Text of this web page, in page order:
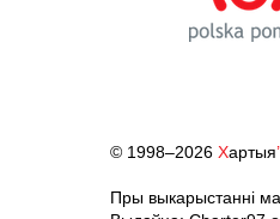
© 1998–2026 Хартыя
Пры выкарыстанні